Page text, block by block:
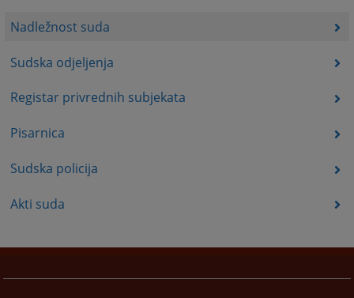
Nadležnost suda
Sudska odjeljenja
Registar privrednih subjekata
Pisarnica
Sudska policija
Akti suda